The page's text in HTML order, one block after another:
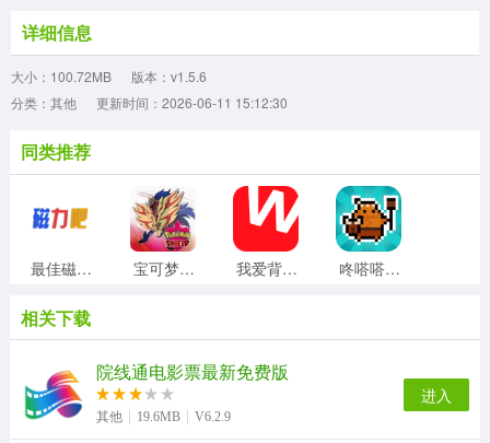
详细信息
大小：100.72MB
版本：v1.5.6
分类：其他
更新时间：2026-06-11 15:12:30
同类推荐
最佳磁力吧ciliba正版 宝可梦剑盾安卓免费版 我爱背单词最新版 咚嗒嗒部落钻石修改器免费版
超级农场达人安卓免费版 天使制作人偶像养成安卓官方版
相关下载
院线通电影票最新免费版
其他 19.6MB V6.2.9
进入